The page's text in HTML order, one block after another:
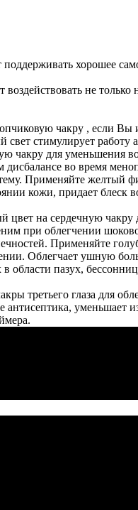
хорошее
не
чакру , если Вы
стимулирует работу
для уменьшения
во время
Применяйте желтый
кожи, придает блеск
цвет на сердечную
при облегчении
Применяйте
Облегчает ушную
пазух,
третьего глаза для
уменьшает